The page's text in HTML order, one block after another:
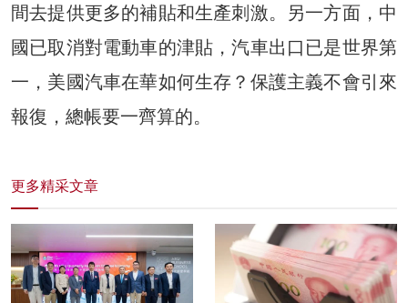
間去提供更多的補貼和生產刺激。另一方面，中
國已取消對電動車的津貼，汽車出口已是世界第
一，美國汽車在華如何生存？保護主義不會引來
報復，總帳要一齊算的。
更多精采文章